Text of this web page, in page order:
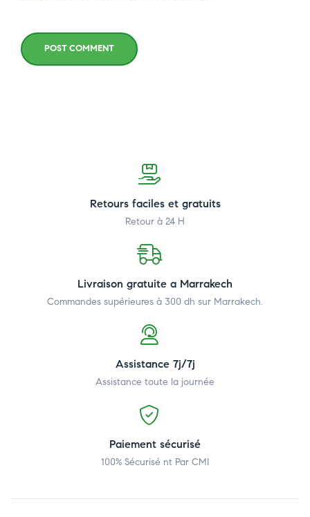
POST COMMENT
Retours faciles et gratuits
Retour à 24 H
Livraison gratuite a Marrakech
Commandes supérieures à 300 dh sur Marrakech.
Assistance 7j/7j
Assistance toute la journée
Paiement sécurisé
100% Sécurisé nt Par CMI